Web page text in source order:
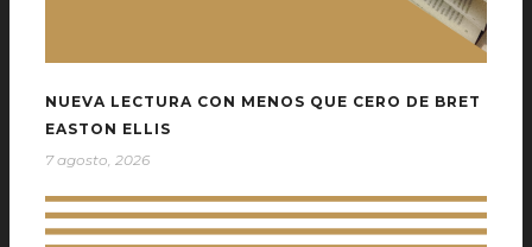
NUEVA LECTURA CON MENOS QUE CERO DE BRET
EASTON ELLIS
7 agosto, 2026